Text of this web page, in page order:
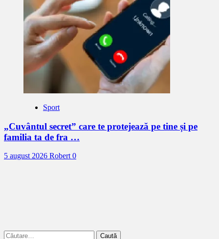
Sport
„Cuvântul secret” care te protejează pe tine și pe
familia ta de fra …
5 august 2026 Robert 0
Caută